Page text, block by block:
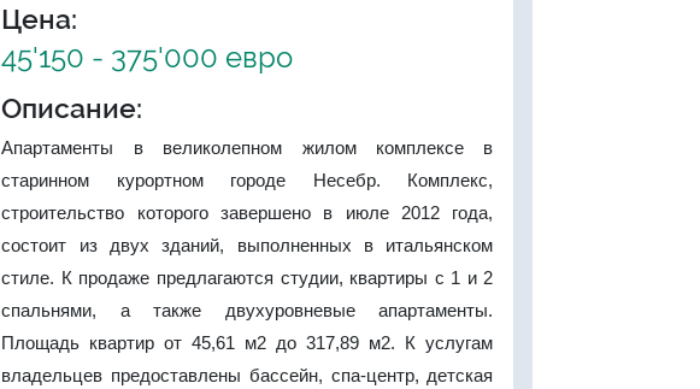
Цена:
45'150 - 375'000 евро
Описание:
Апартаменты в великолепном жилом комплексе в
старинном курортном городе Несебр. Комплекс,
строительство которого завершено в июле 2012 года,
состоит из двух зданий, выполненных в итальянском
стиле. К продаже предлагаются студии, квартиры с 1 и 2
спальнями, а также двухуровневые апартаменты.
Площадь квартир от 45,61 м2 до 317,89 м2. К услугам
владельцев предоставлены бассейн, спа-центр, детская